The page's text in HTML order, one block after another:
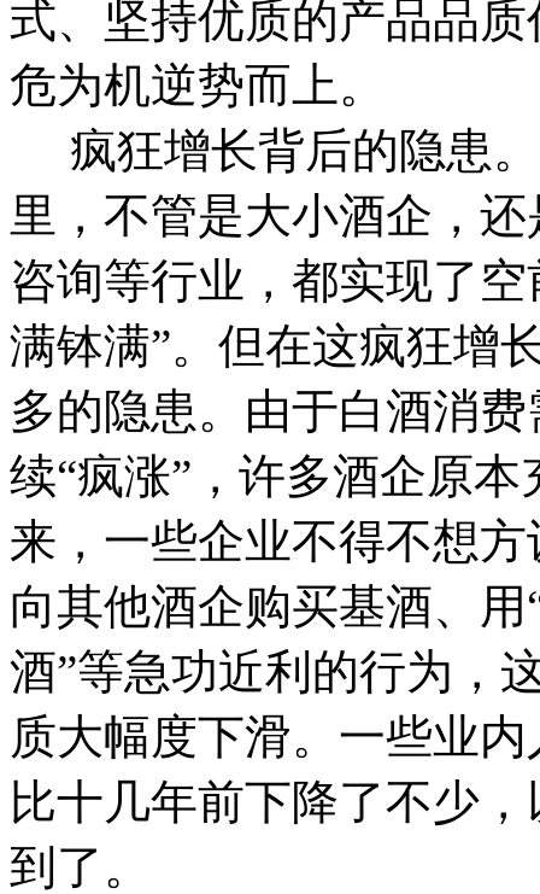
式、坚持优质的产品品
危为机逆势而上。
疯狂增长背后的隐患。
里，不管是大小酒企，
咨询等行业，都实现了
满钵满”。但在这疯狂增
多的隐患。 由于白酒消
续“疯涨”，许多酒企原
来，一些企业不得不想
向其他酒企购买基酒、
酒”等急功近利的行为，
质大幅度下滑。一些业
比十几年前下降了不少
到了。